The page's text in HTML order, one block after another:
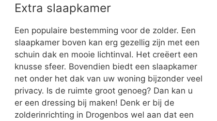
Extra slaapkamer
Een populaire bestemming voor de zolder. Een
slaapkamer boven kan erg gezellig zijn met een
schuin dak en mooie lichtinval. Het creëert een
knusse sfeer. Bovendien biedt een slaapkamer
net onder het dak van uw woning bijzonder veel
privacy. Is de ruimte groot genoeg? Dan kan u
er een dressing bij maken! Denk er bij de
zolderinrichting in Drogenbos wel aan dat een